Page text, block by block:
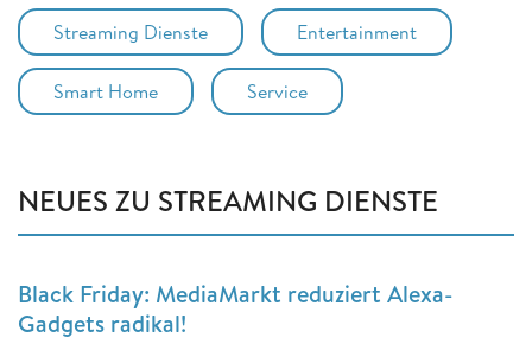
Streaming Dienste Entertainment
Smart Home Service
NEUES ZU STREAMING DIENSTE
Black Friday: MediaMarkt reduziert Alexa-
Gadgets radikal!